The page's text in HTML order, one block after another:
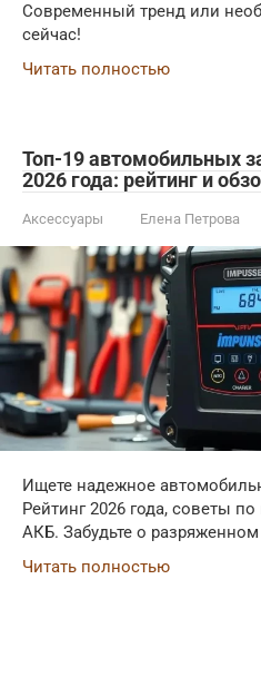
Современный тренд или
сейчас!
Читать полностью
Топ-19 автомобильных
2026 года: рейтинг и
Аксессуары Елена Петрова
Ищете надежное
Рейтинг 2026 года, советы
АКБ. Забудьте о разряженном
Читать полностью